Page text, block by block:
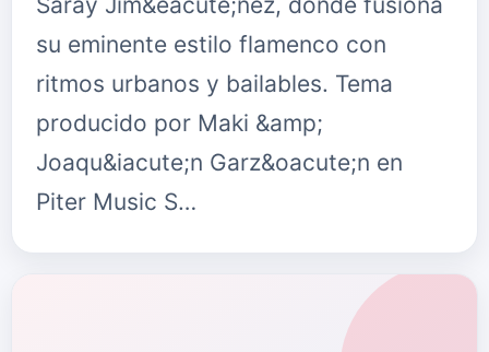
su eminente estilo flamenco con
ritmos urbanos y bailables. Tema
producido por Maki &amp;
Joaqu&iacute;n Garz&oacute;n en
Piter Music S…